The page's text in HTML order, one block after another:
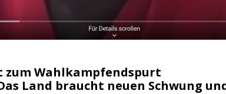
Wahlkampfendspurt
Land braucht neuen Schwung